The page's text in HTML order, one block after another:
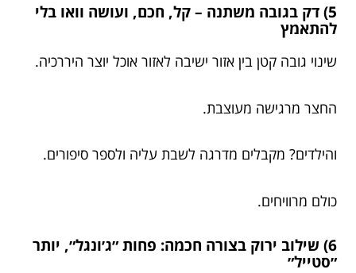
5) דק בגובה משתנה – קל, חכם, ועושה וואו בלי
להתאמץ
שינוי גובה קטן בין אזור ישיבה לאזור אוכל יוצר היררכיה.
החצר מרגישה מעוצבת.
והילדים? מקבלים מדרגה לשבת עליה ולספר סיפורים.
כולם מרוויחים.
6) שילוב ירוק בצורה חכמה: פחות ״ג׳ונגל״, יותר
״סטייל״